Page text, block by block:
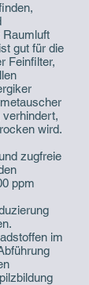
Raumluft
gut für die
Feinfilter,
wird.
zugfreie
ppm
im